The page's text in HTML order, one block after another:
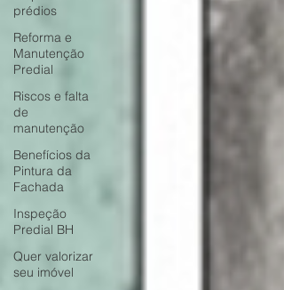
prédios
Reforma e
Manutenção
Predial
Riscos e falta
de
manutenção
Benefícios da
Pintura da
Fachada
Inspeção
Predial BH
Quer valorizar
seu imóvel